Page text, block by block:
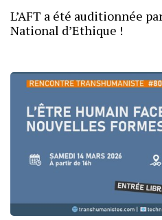
L’AFT a été auditionnée
National d’Ethique !